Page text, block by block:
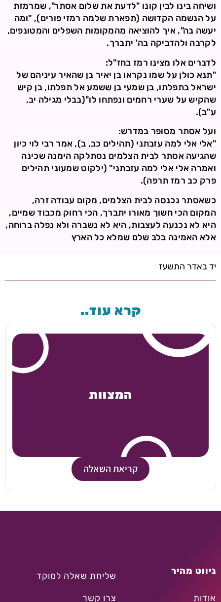
ושיחה בינו לבין קונו "לדעת את שלום אסתר", שמרמזת
על הנשמה הקדושה (תפארת שלמה רמזי פורים), "ומה
יעשה בה", איך להוציאה מהמקומות השפלים והמטונפים,
לקרבה ולהדביקה בה' יתברך.
לדברים אלו מצינו רמז בחז"ל:
"תנא כולן על שמו נקראו בן יאיר בן שהאיר עיניהם של
ישראל בתפלתו, בן שמעי בן ששמע אל תפלתו, בן קיש
שהקיש על שערי רחמים ונפתחו לו"(בבלי מגילה יב,
ע"ב).
ועל אסתר מסופר במדרש:
"אלי אלי למה עזבתני (תהילים כב, ב), אמר רבי לוי כיון
שהגיעה אסתר לבית הצלמים נסתלקה הימנה שכינה
ואמרה אלי אלי למה עזבתני" (ילקוט שמעוני תהילים
פרק כב רמז תרפה).
כשאסתר נכנסה לבית הצלמים, מקום עבודה זרה,
המקום הכי חשוך מאורו יתברך, הכי רחוק מכבוד שמיים,
היא לא נכנעה לעצבות, היא לא נשברה ולא נפלה ברוחה,
אלא האמינה בלב שלם שמלא כל הארץ
יד באדר התשעז
קרא עוד..
המצוות
קריאת השאלה
ניווט מהיר
אודות
שליחת שאלה למוקד
צרו קשר